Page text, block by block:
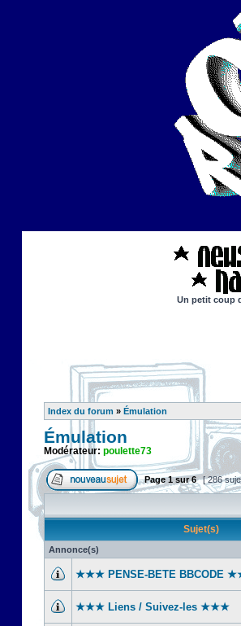
Un petit coup
Index du forum » Émulation
Émulation
Modérateur: poulette73
Page1sur6 [ 286
Sujet(s)
Annonce(s)
★★★ PENSE-BETE BBCODE
★★★ Liens / Suivez-les ★★★